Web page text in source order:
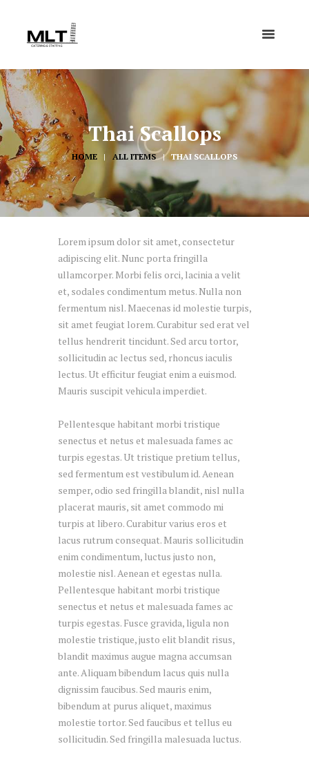
Thai Scallops
HOME ALL ITEMS THAI SCALLOPS
Lorem ipsum dolor sit amet, consectetur
adipiscing elit. Nunc porta fringilla
ullamcorper. Morbi felis orci, lacinia a velit
et, sodales condimentum metus. Nulla non
fermentum nisl. Maecenas id molestie turpis,
sit amet feugiat lorem. Curabitur sed erat vel
tellus hendrerit tincidunt. Sed arcu tortor,
sollicitudin ac lectus sed, rhoncus iaculis
lectus. Ut efficitur feugiat enim a euismod.
Mauris suscipit vehicula imperdiet.
Pellentesque habitant morbi tristique
senectus et netus et malesuada fames ac
turpis egestas. Ut tristique pretium tellus,
sed fermentum est vestibulum id. Aenean
semper, odio sed fringilla blandit, nisl nulla
placerat mauris, sit amet commodo mi
turpis at libero. Curabitur varius eros et
lacus rutrum consequat. Mauris sollicitudin
enim condimentum, luctus justo non,
molestie nisl. Aenean et egestas nulla.
Pellentesque habitant morbi tristique
senectus et netus et malesuada fames ac
turpis egestas. Fusce gravida, ligula non
molestie tristique, justo elit blandit risus,
blandit maximus augue magna accumsan
ante. Aliquam bibendum lacus quis nulla
dignissim faucibus. Sed mauris enim,
bibendum at purus aliquet, maximus
molestie tortor. Sed faucibus et tellus eu
sollicitudin. Sed fringilla malesuada luctus.